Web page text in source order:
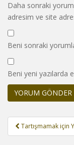
Daha sonraki
adresim ve site
Beni sonraki
Beni yeni yazılarda
Yazı
gezinmesi
Tartışmamak için